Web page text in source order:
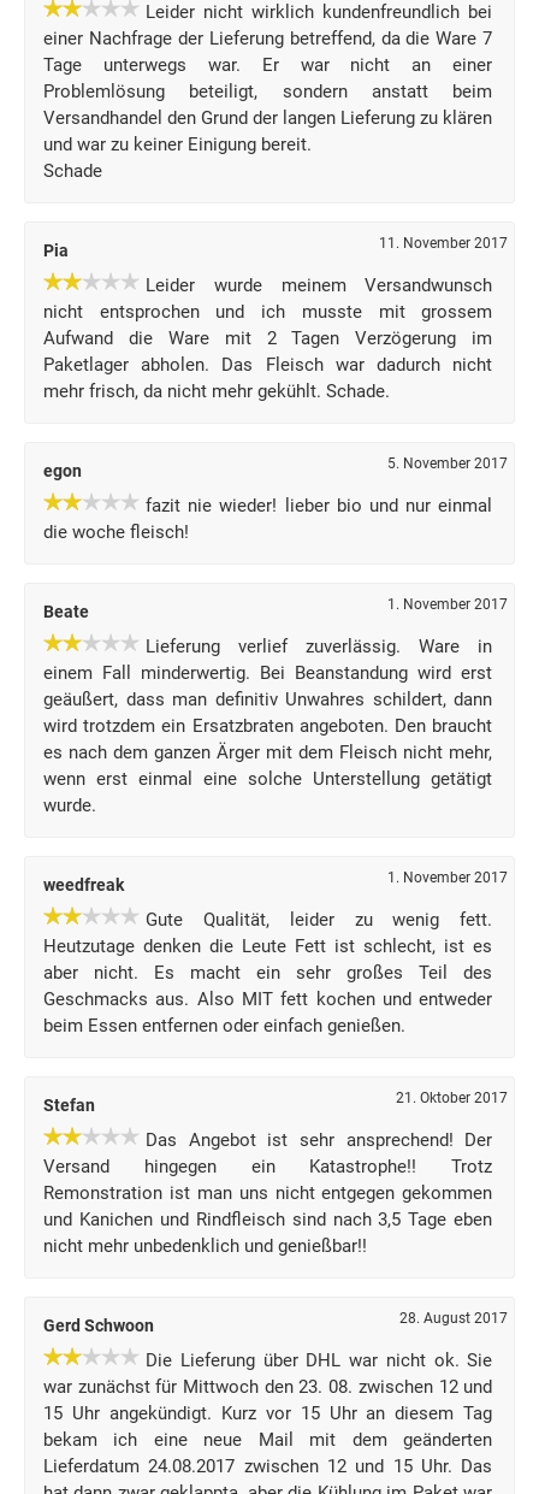
Leider nicht wirklich kundenfreundlich bei
einer Nachfrage der Lieferung betreffend, da die Ware 7
Tage unterwegs war. Er war nicht an einer
Problemlösung beteiligt, sondern anstatt beim
Versandhandel den Grund der langen Lieferung zu klären
und war zu keiner Einigung bereit.
Schade
Pia 11. November 2017
Leider wurde meinem Versandwunsch
nicht entsprochen und ich musste mit grossem
Aufwand die Ware mit 2 Tagen Verzögerung im
Paketlager abholen. Das Fleisch war dadurch nicht
mehr frisch, da nicht mehr gekühlt. Schade.
egon 5. November 2017
fazit nie wieder! lieber bio und nur einmal
die woche fleisch!
Beate 1. November 2017
Lieferung verlief zuverlässig. Ware in
einem Fall minderwertig. Bei Beanstandung wird erst
geäußert, dass man definitiv Unwahres schildert, dann
wird trotzdem ein Ersatzbraten angeboten. Den braucht
es nach dem ganzen Ärger mit dem Fleisch nicht mehr,
wenn erst einmal eine solche Unterstellung getätigt
wurde.
weedfreak 1. November 2017
Gute Qualität, leider zu wenig fett.
Heutzutage denken die Leute Fett ist schlecht, ist es
aber nicht. Es macht ein sehr großes Teil des
Geschmacks aus. Also MIT fett kochen und entweder
beim Essen entfernen oder einfach genießen.
Stefan 21. Oktober 2017
Das Angebot ist sehr ansprechend! Der
Versand hingegen ein Katastrophe!! Trotz
Remonstration ist man uns nicht entgegen gekommen
und Kanichen und Rindfleisch sind nach 3,5 Tage eben
nicht mehr unbedenklich und genießbar!!
Gerd Schwoon 28. August 2017
Die Lieferung über DHL war nicht ok. Sie
war zunächst für Mittwoch den 23. 08. zwischen 12 und
15 Uhr angekündigt. Kurz vor 15 Uhr an diesem Tag
bekam ich eine neue Mail mit dem geänderten
Lieferdatum 24.08.2017 zwischen 12 und 15 Uhr. Das